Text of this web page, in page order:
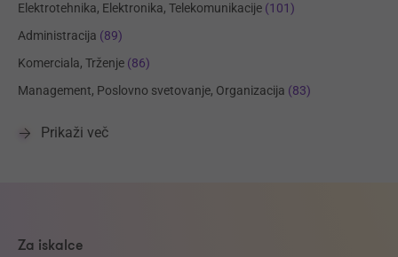
Elektrotehnika, Elektronika, Telekomunikacije (101)
Administracija (89)
Komerciala, Trženje (86)
Management, Poslovno svetovanje, Organizacija (83)
Prikaži več
Za iskalce